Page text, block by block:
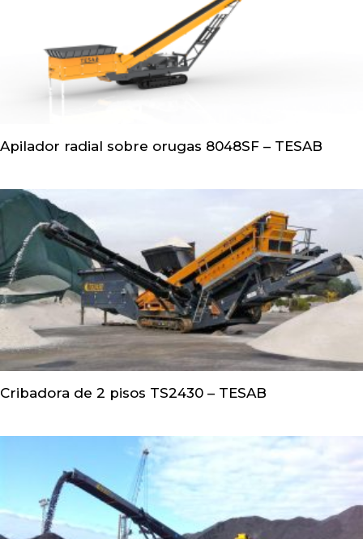
Apilador radial sobre orugas 8048SF – TESAB
Cribadora de 2 pisos TS2430 – TESAB